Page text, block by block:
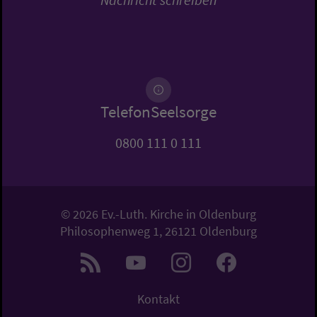
TelefonSeelsorge
0800 111 0 111
© 2026 Ev.-Luth. Kirche in Oldenburg
Philosophenweg 1, 26121 Oldenburg
Kontakt